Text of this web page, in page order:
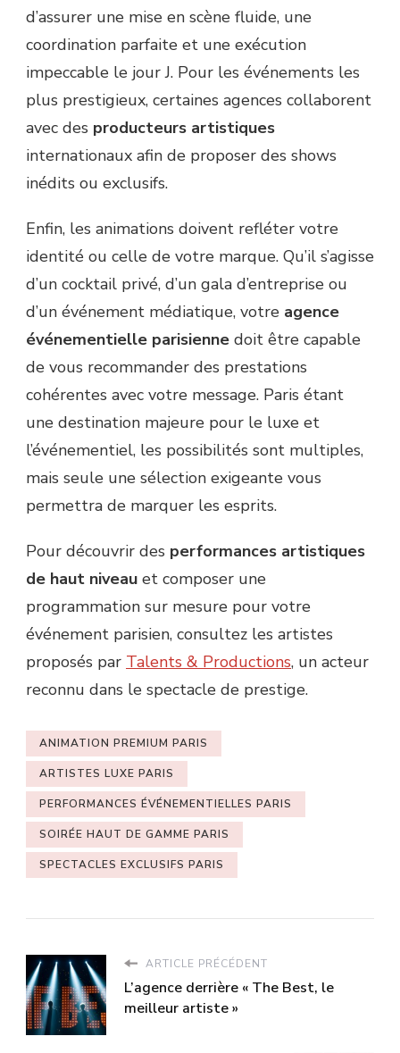
d’assurer une mise en scène fluide, une
coordination parfaite et une exécution
impeccable le jour J. Pour les événements les
plus prestigieux, certaines agences collaborent
avec des producteurs artistiques
internationaux afin de proposer des shows
inédits ou exclusifs.
Enfin, les animations doivent refléter votre
identité ou celle de votre marque. Qu’il s’agisse
d’un cocktail privé, d’un gala d’entreprise ou
d’un événement médiatique, votre agence
événementielle parisienne doit être capable
de vous recommander des prestations
cohérentes avec votre message. Paris étant
une destination majeure pour le luxe et
l’événementiel, les possibilités sont multiples,
mais seule une sélection exigeante vous
permettra de marquer les esprits.
Pour découvrir des performances artistiques
de haut niveau et composer une
programmation sur mesure pour votre
événement parisien, consultez les artistes
proposés par Talents & Productions, un acteur
reconnu dans le spectacle de prestige.
ANIMATION PREMIUM PARIS
ARTISTES LUXE PARIS
PERFORMANCES ÉVÉNEMENTIELLES PARIS
SOIRÉE HAUT DE GAMME PARIS
SPECTACLES EXCLUSIFS PARIS
ARTICLE PRÉCÉDENT
L’agence derrière « The Best, le
meilleur artiste »